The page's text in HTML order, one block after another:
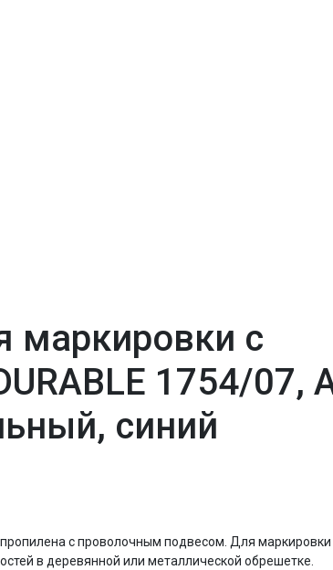
маркировки с
1754/07,
синий
с проволочным подвесом. Для маркировки
в деревянной или металлической обрешетке.